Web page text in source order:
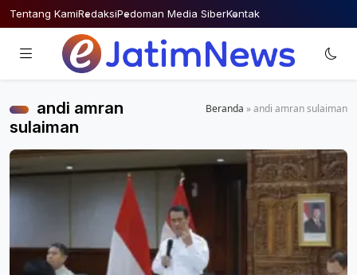
Skip
to
Tentang KamiRedaksiPedoman Media SiberKontak
andi amran
sulaiman
Beranda »andi amran sulaiman